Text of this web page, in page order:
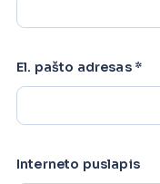
El. pašto adresas *
Interneto puslapis